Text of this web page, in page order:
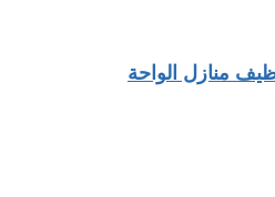
منازل الواحة